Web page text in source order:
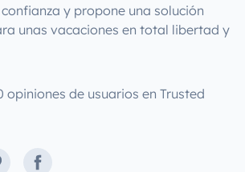
y propone una solución
unas vacaciones en total libertad y
opiniones de usuarios en Trusted
Facebook